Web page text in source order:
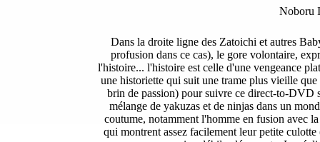
Noboru
Dans la droite ligne des Zatoichi et autres
profusion dans ce cas), le gore volontaire,
l'histoire... l'histoire est celle d'une vengeance
une historiette qui suit une trame plus vieille
brin de passion) pour suivre ce direct-to-DVD
mélange de yakuzas et de ninjas dans un
coutume, notamment l'homme en fusion avec
qui montrent assez facilement leur petite